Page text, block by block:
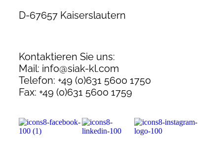
D-67657 Kaiserslautern
Kontaktieren Sie uns:
Mail: info@siak-kl.com
Telefon: +49 (0)631 5600 1750
Fax: +49 (0)631 5600 1759